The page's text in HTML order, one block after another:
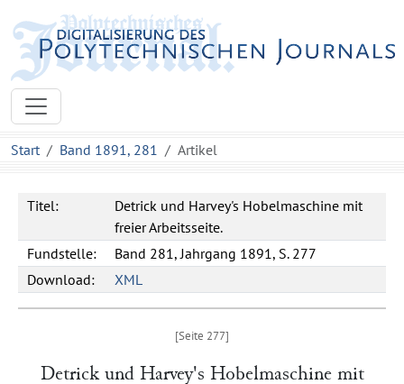
Start Band 1891, 281 Artikel
Titel:
Detrick und Harvey's Hobelmaschine mit
freier Arbeitsseite.
Fundstelle:
Band 281, Jahrgang 1891, S. 277
Download:
XML
Detrick und Harvey's Hobelmaschine mit